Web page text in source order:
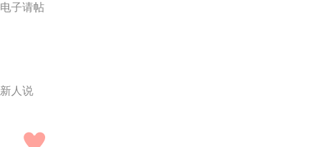
电子请帖
新人说